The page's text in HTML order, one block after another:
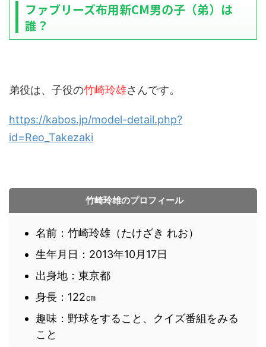
ファブリーズ布用新CM男の子（弟）は
誰？
弟役は、子役の竹崎玲雄さんです。
https://kabos.jp/model-detail.php?
id=Reo_Takezaki
竹崎玲雄のプロフィール
名前：竹崎玲雄（たけざき れお）
生年月日：2013年10月17日
出身地：東京都
身長：122㎝
趣味：野球をすること、クイズ番組をみる
こと